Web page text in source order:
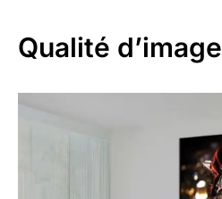
Qualité d’image